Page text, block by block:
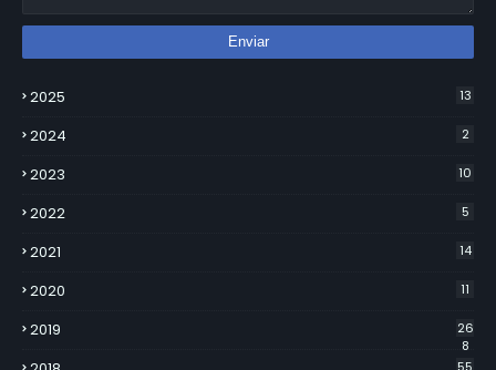
2025 13
2024 2
2023 10
2022 5
2021 14
2020 11
2019
26
8